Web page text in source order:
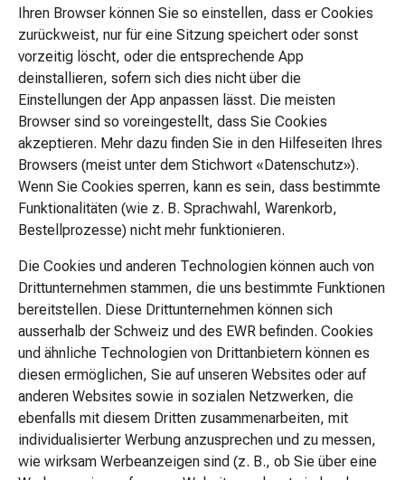
Desserts
Bonbons
&
Kaugummi
Brotaufstriche
Konserven,
Fertiggerichte
&
Saucen
Mehle
&
Pflanzliche
Nahrungsmittel
Bouillon,
Öle
&
Essig
Samen
&
Kerne
Süssstoffe
Ihren Browser können Sie so einstellen, dass er Cookies
zurückweist, nur für eine Sitzung speichert oder sonst
vorzeitig löscht, oder die entsprechende App
deinstallieren, sofern sich dies nicht über die
Einstellungen der App anpassen lässt. Die meisten
Browser sind so voreingestellt, dass Sie Cookies
akzeptieren. Mehr dazu finden Sie in den Hilfeseiten Ihres
Browsers (meist unter dem Stichwort «Datenschutz»).
Wenn Sie Cookies sperren, kann es sein, dass bestimmte
Funktionalitäten (wie z. B. Sprachwahl, Warenkorb,
Bestellprozesse) nicht mehr funktionieren.
Die Cookies und anderen Technologien können auch von
Drittunternehmen stammen, die uns bestimmte Funktionen
bereitstellen. Diese Drittunternehmen können sich
ausserhalb der Schweiz und des EWR befinden. Cookies
und ähnliche Technologien von Drittanbietern können es
diesen ermöglichen, Sie auf unseren Websites oder auf
anderen Websites sowie in sozialen Netzwerken, die
ebenfalls mit diesem Dritten zusammenarbeiten, mit
individualisierter Werbung anzusprechen und zu messen,
wie wirksam Werbeanzeigen sind (z. B., ob Sie über eine